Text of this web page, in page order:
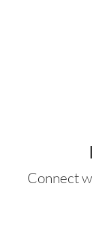
Connect